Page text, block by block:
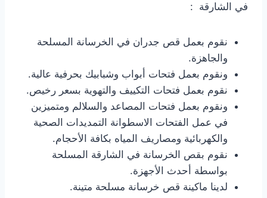
في الشارقة :
نقوم بعمل قص جدران في الخرسانة المسلحة
والجاهزة.
ونقوم بعمل فتحات أبواب وشبابيك بحرفية عالية.
نقوم بعمل فتحات التكييف والتهوية بسعر رخيص.
ونقوم بعمل فتحات المصاعد والسلالم ومتميزين
في عمل الفتحات الاسطوانة التمديدات الصحية
والكهربائية ومصاريف المياه بكافة الأحجام.
نقوم بقص الخرسانة في الشارقة المسلحة
بواسطة أحدث الأجهزة.
لدينا ماكينة قص خرسانة مسلحة متينة.